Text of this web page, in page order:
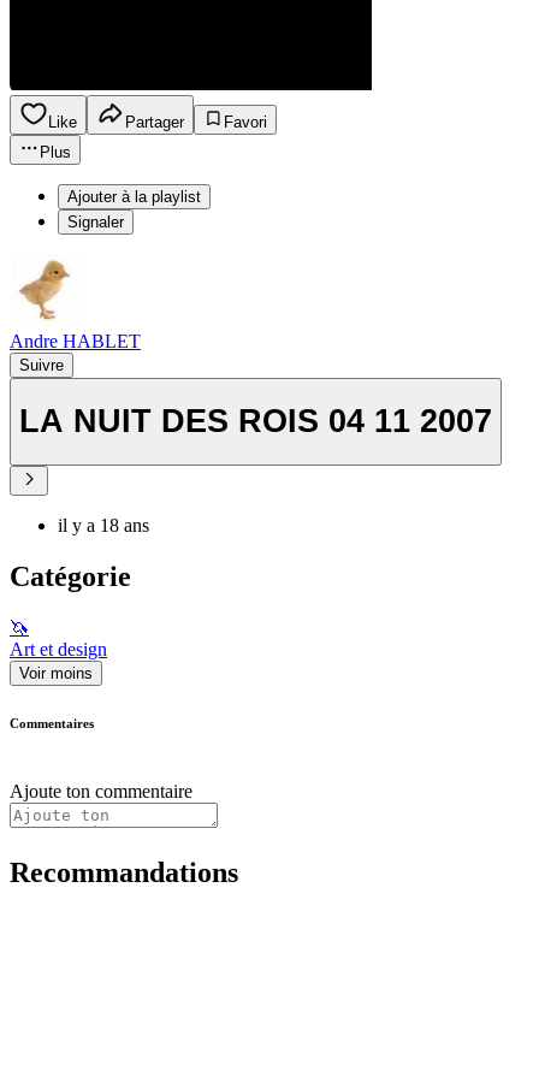
Like Partager
Favori
Plus
Ajouter à la playlist
Signaler
Andre HABLET
Suivre
LA NUIT DES ROIS 04 11 2007
il y a 18 ans
Catégorie
🦄
Art et design
Voir moins
Commentaires
Ajoute ton commentaire
Recommandations